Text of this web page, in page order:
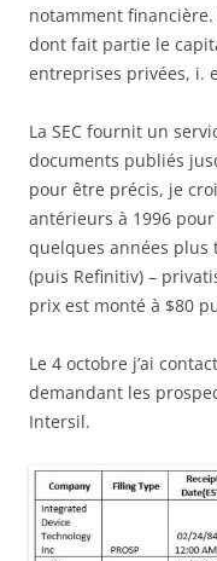
notamment financière.
dont fait partie le
entreprises privées, i.
La SEC fournit un
documents publiés
pour être précis, je
antérieurs à 1996
quelques années plus
(puis Refinitiv) –
prix est monté à $80
Le 4 octobre j’ai
demandant les
Intersil.